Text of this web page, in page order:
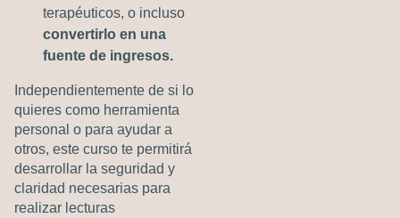
terapéuticos, o incluso
convertirlo en una
fuente de ingresos.
Independientemente de si lo
quieres como herramienta
personal o para ayudar a
otros, este curso te permitirá
desarrollar la seguridad y
claridad necesarias para
realizar lecturas